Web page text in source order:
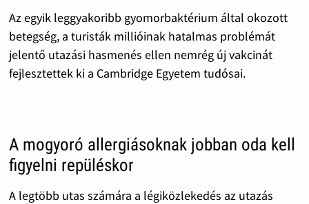
Az egyik leggyakoribb gyomorbaktérium által okozott
betegség, a turisták millióinak hatalmas problémát
jelentő utazási hasmenés ellen nemrég új vakcinát
fejlesztettek ki a Cambridge Egyetem tudósai.
A mogyoró allergiásoknak jobban oda kell
figyelni repüléskor
A legtöbb utas számára a légiközlekedés az utazás